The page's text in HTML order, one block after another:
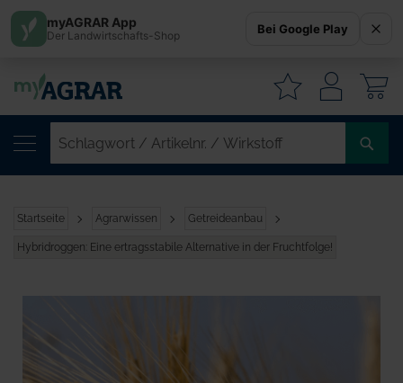
Startseite Agrarwissen Getreideanbau
Hybridroggen: Eine ertragsstabile Alternative in der Fruchtfolge!
myAGRAR App
Der Landwirtschafts-Shop Bei Google Play